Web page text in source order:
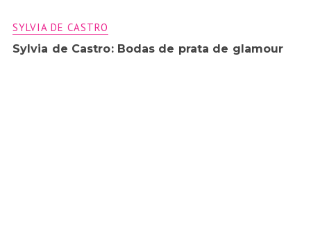
SYLVIA DE CASTRO
Sylvia de Castro: Bodas de prata de glamour